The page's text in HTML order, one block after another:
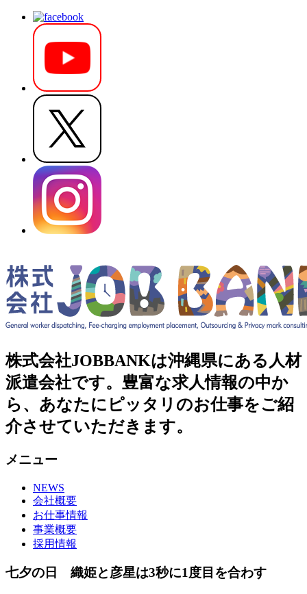
株式会社JOBBANKは沖縄県にある人材
派遣会社です。豊富な求人情報の中か
ら、あなたにピッタリのお仕事をご紹
介させていただきます。
メニュー
NEWS
会社概要
お仕事情報
事業概要
採用情報
七夕の日 織姫と彦星は3秒に1度目を合わす